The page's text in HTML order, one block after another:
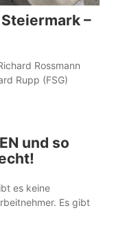
–
Rossmann
Rupp (FSG)
und so
es keine
Es gibt